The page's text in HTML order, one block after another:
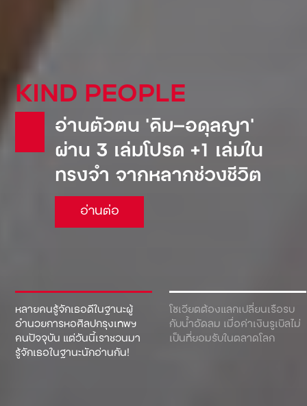
หลายคนรู้จักเธอดีในฐานะผู้
อำนวยการหอศิลปกรุงเทพฯ
คนปัจจุบัน แต่วันนี้เราชวนมา
รู้จักเธอในฐานะนักอ่านกัน!
โซเวียตต้องแลกเปลี่ยนเรือรบ
กับน้ำอัดลม เมื่อค่าเงินรูเบิลไม่
เป็นที่ยอมรับในตลาดโลก
KIND PEOPLE
อ่านตัวตน ‘คิม—อดุลญา’
ผ่าน 3 เล่มโปรด +1 เล่มใน
ทรงจำ จากหลากช่วงชีวิต
อ่านต่อ